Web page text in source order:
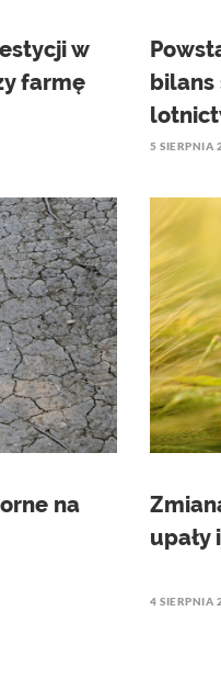
w
farmę
bilans
5 SIERPNIA
na
upały
4 SIERPNIA